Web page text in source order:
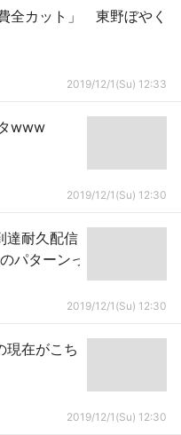
全カット」 東野ぼやく
2019/12/1(Su) 12:33
www
2019/12/1(Su) 12:30
達耐久配信
ターンっ
2019/12/1(Su) 12:30
現在がこち
2019/12/1(Su) 12:30